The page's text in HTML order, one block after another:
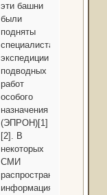
эти башни
были
подняты
специалистами
экспедиции
подводных
работ
особого
назначения
(ЭПРОН)[1]
[2]. В
некоторых
СМИ
распространена
информация